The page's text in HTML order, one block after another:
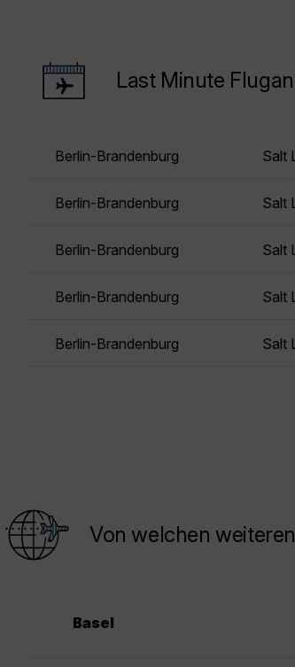
Last Minute
Berlin-Brandenburg Salt
Berlin-Brandenburg Salt
Berlin-Brandenburg Salt
Berlin-Brandenburg Salt
Berlin-Brandenburg Salt
Von welchen
Basel